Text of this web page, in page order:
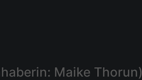
Maike Thorun)